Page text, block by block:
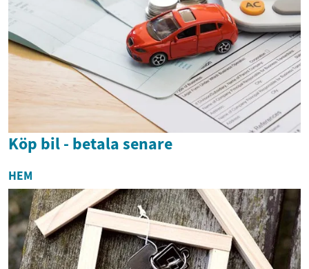
Köp bil - betala senare
HEM